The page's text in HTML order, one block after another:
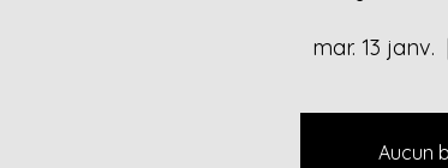
mar. 13 janv.
  |
Aucun